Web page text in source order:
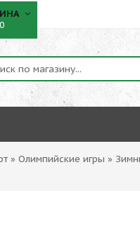
» Олимпийские игры »